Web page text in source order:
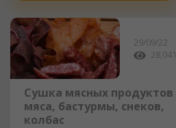
29/09/22
28,041
Сушка мясных продуктов
мяса, бастурмы, снеков,
колбас